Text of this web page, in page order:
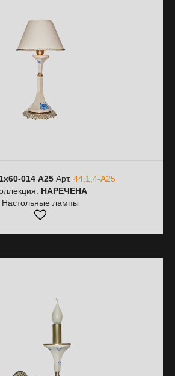
014 A25Арт. 44,1,4-A25
НАРЕЧЕНА
Настольные лампы